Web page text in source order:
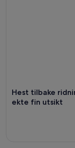
Hest tilbake
ekte fin utsikt